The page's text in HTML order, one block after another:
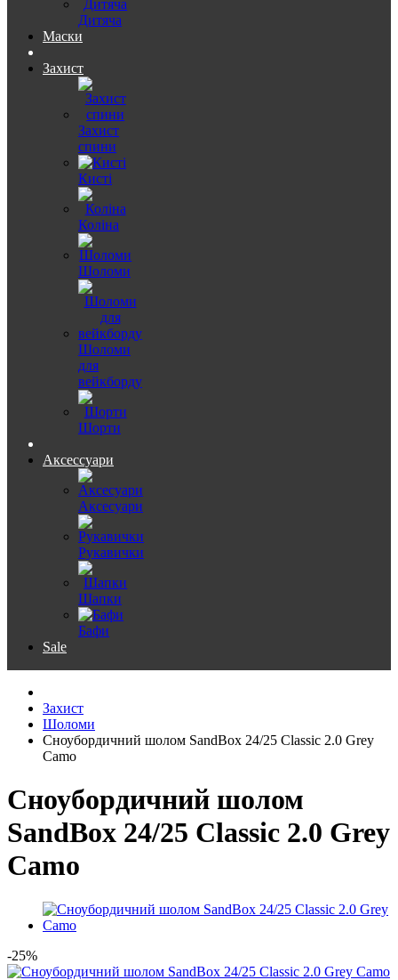
Дитяча
Маски
Захист
Захист
спини
Кисті
Коліна
Шоломи
Шоломи
для
вейкборду
Шорти
Аксессуари
Аксесуари
Рукавички
Шапки
Бафи
Sale
Захист
Шоломи
Сноубордичний шолом SandBox 24/25 Classic 2.0 Grey
Camo
Сноубордичний шолом
SandBox 24/25 Classic 2.0 Grey
Camo
-25%